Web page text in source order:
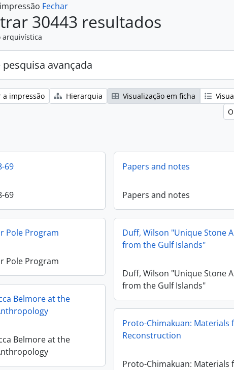
Fechar
30443 resultados
arquivística
avançada
a impressão Hierarquia Visualização em ficha
69
69
Papers and notes
Papers and notes
Pole Program
Pole Program
Duff, Wilson "Unique Stone
from the Gulf Islands"
Duff, Wilson "Unique Stone
from the Gulf Islands"
Belmore at the
Belmore at the
Proto-Chimakuan: Materials
Reconstruction
Proto-Chimakuan: Materials